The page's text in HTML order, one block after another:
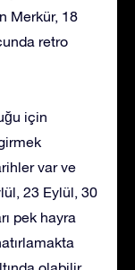
Merkür, 18
retro
için
var ve
23 Eylül, 30
pek hayra